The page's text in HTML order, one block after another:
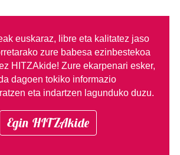
euskaraz, libre eta kalitatez jaso
zure babesa ezinbestekoa
HITZAkide! Zure ekarpenari esker,
dagoen tokiko informazio
eta indartzen lagunduko duzu.
Egin HITZAkide